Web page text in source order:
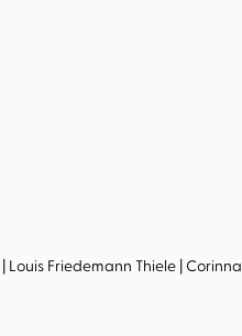
Louis Friedemann Thiele